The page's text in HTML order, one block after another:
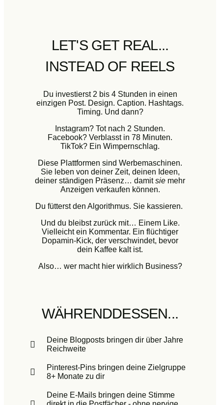
LET'S GET REAL...
INSTEAD OF REELS
Du investierst 2 bis 4 Stunden in einen
einzigen Post. Design. Caption. Hashtags.
Timing. Und dann?
Instagram? Tot nach 2 Stunden.
Facebook? Verblasst in 78 Minuten.
TikTok? Ein Wimpernschlag.
Diese Plattformen sind Werbemaschinen.
Sie leben von deiner Zeit, deinen Ideen,
deiner ständigen Präsenz… damitsie mehr
Anzeigen verkaufen können.
Du fütterst den Algorithmus. Sie kassieren.
Und du bleibst zurück mit… Einem Like.
Vielleicht ein Kommentar. Ein flüchtiger
Dopamin-Kick, der verschwindet, bevor
dein Kaffee kalt ist.
Also… wer macht hier wirklich Business?
WÄHRENDDESSEN...
Deine Blogposts bringen dir über Jahre
Reichweite
Pinterest-Pins bringen deine Zielgruppe
8+ Monate zu dir
Deine E-Mails bringen deine Stimme